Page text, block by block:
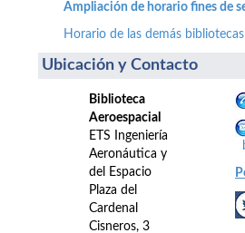
Ampliación de horario fines de
Horario de las demás
Ubicación y Contacto
Biblioteca
Aeroespacial
ETS Ingeniería
Aeronáutica y
del Espacio
Plaza del
Cardenal
Cisneros, 3